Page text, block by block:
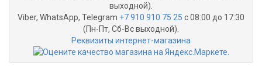
выходной).
Viber, WhatsApp, Telegram +7 910 910 75 25 с 08:00 до 17:30
(Пн-Пт, Сб-Вс выходной).
Реквизиты интернет-магазина